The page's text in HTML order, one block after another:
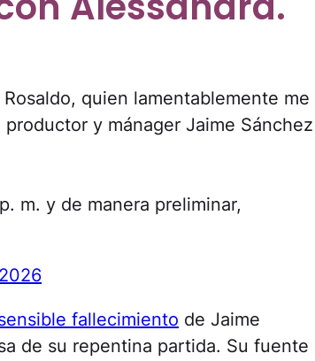
quien lamentablemente me
y mánager Jaime Sánchez
m. y de manera preliminar,
fallecimiento de Jaime
de su repentina partida. Su fuente